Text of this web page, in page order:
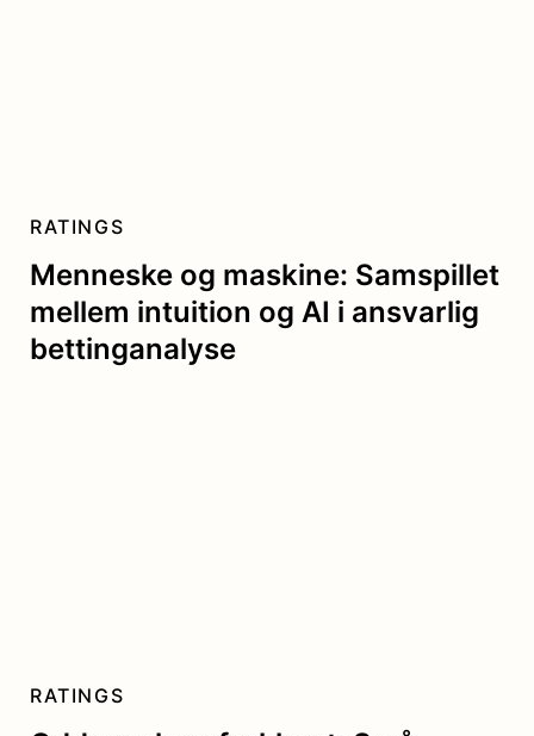
Menneske og maskine: Samspillet
mellem intuition og AI i ansvarlig
bettinganalyse
RATINGS
RATINGS